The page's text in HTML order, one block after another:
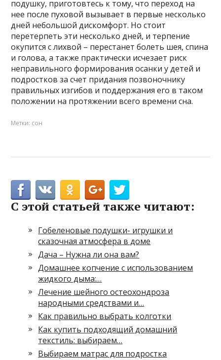
подушку, приготовтесь к тому, что переход на
нее после пуховой вызывает в первые несколько
дней небольшой дискомфорт. Но стоит
перетерпеть эти несколько дней, и терпение
окупится с лихвой – перестанет болеть шея, спина
и голова, а также практически исчезает риск
неправильного формирования осанки у детей и
подростков за счет придания позвоночнику
правильных изгибов и поддержания его в таком
положении на протяжении всего времени сна.
Метки: сон
С этой статьей также читают:
Гобеленовые подушки- игрушки и
сказочная атмосфера в доме
Дача – Нужна ли она вам?
Домашнее копчение с использованием
жидкого дыма:…
Лечение шейного остеохондроза
народными средствами и…
Как правильно выбрать колготки
Как купить подходящий домашний
текстиль: выбираем…
Выбираем матрас для подростка